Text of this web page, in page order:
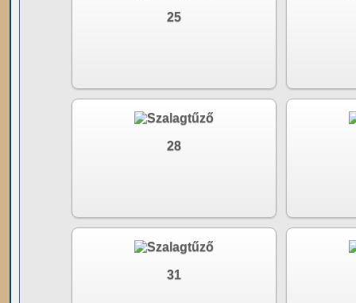
25
28
31